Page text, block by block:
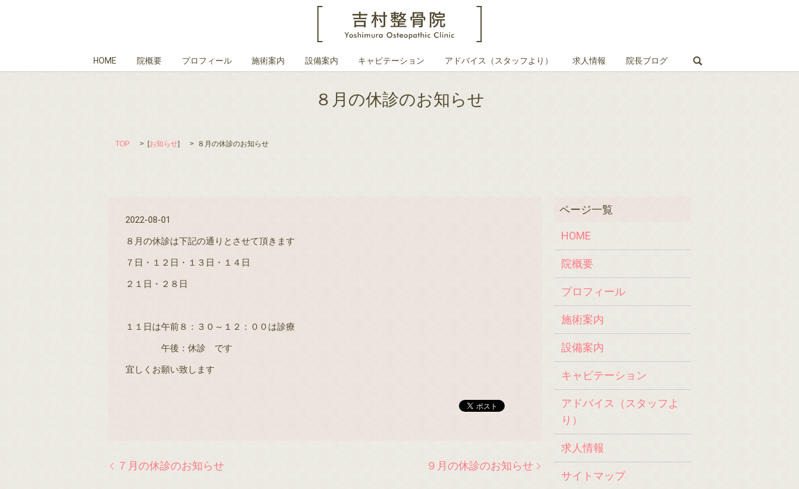
HOME 院概要 プロフィール 施術案内 設備案内 キャビテーション アドバイス（スタッフより） 求人情報 院長ブログ
８月の休診のお知らせ
TOP [お知らせ] ８月の休診のお知らせ
2022-08-01
８月の休診は下記の通りとさせて頂きます
７日・１２日・１３日・１４日
２１日・２８日
１１日は午前８：３０～１２：００は診療
午後：休診 です
宜しくお願い致します
７月の休診のお知らせ ９月の休診のお知らせ
HOME
院概要
プロフィール
施術案内
設備案内
キャビテーション
アドバイス（スタッフよ
り）
求人情報
サイトマップ